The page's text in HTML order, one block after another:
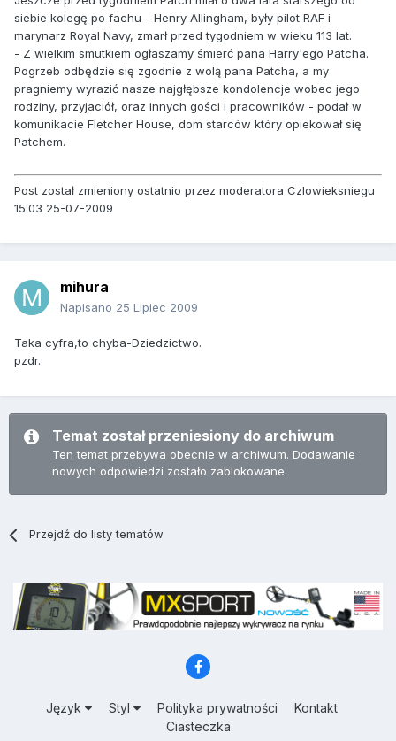
siebie kolegę po fachu - Henry Allingham, były pilot RAF i
marynarz Royal Navy, zmarł przed tygodniem w wieku 113 lat.
- Z wielkim smutkiem ogłaszamy śmierć pana Harry'ego Patcha.
Pogrzeb odbędzie się zgodnie z wolą pana Patcha, a my
pragniemy wyrazić nasze najgłębsze kondolencje wobec jego
rodziny, przyjaciół, oraz innych gości i pracowników - podał w
komunikacie Fletcher House, dom starców który opiekował się
Patchem.
Post został zmieniony ostatnio przez moderatora Czlowieksniegu
15:03 25-07-2009
mihura
Napisano 25 Lipiec 2009
Taka cyfra,to chyba-Dziedzictwo.
pzdr.
Temat został przeniesiony do archiwum
Ten temat przebywa obecnie w archiwum. Dodawanie
nowych odpowiedzi zostało zablokowane.
Przejdź do listy tematów
Język Styl Polityka prywatności
Kontakt
Ciasteczka